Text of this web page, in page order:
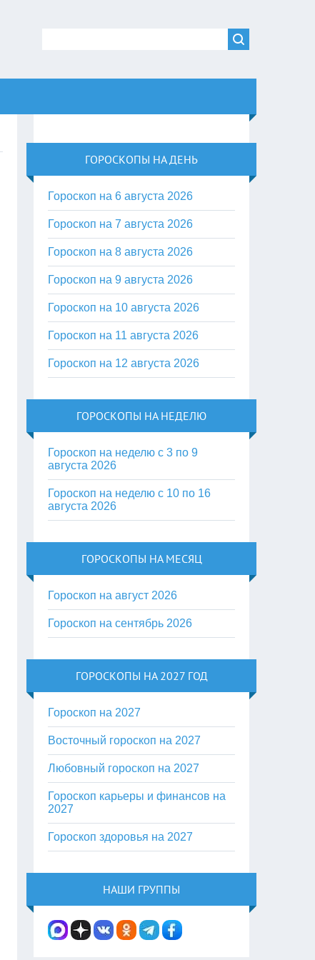
ГОРОСКОПЫ НА ДЕНЬ
Гороскоп на 6 августа 2026
Гороскоп на 7 августа 2026
Гороскоп на 8 августа 2026
Гороскоп на 9 августа 2026
Гороскоп на 10 августа 2026
Гороскоп на 11 августа 2026
Гороскоп на 12 августа 2026
ГОРОСКОПЫ НА НЕДЕЛЮ
Гороскоп на неделю с 3 по 9
августа 2026
Гороскоп на неделю с 10 по 16
августа 2026
ГОРОСКОПЫ НА МЕСЯЦ
Гороскоп на август 2026
Гороскоп на сентябрь 2026
ГОРОСКОПЫ НА 2027 ГОД
Гороскоп на 2027
Восточный гороскоп на 2027
Любовный гороскоп на 2027
Гороскоп карьеры и финансов на
2027
Гороскоп здоровья на 2027
НАШИ ГРУППЫ